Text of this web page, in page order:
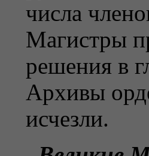
числа
Магистры
решения в
Архивы
исчезли.